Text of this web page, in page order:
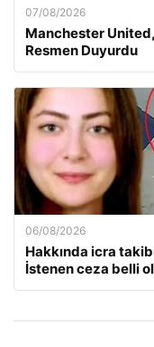
07/08/2026
Manchester United,
Resmen Duyurdu
06/08/2026
Hakkında icra
İstenen ceza belli